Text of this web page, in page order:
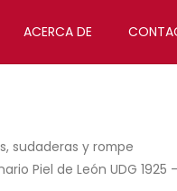
ACERCA DE
sudaderas y rompe
Piel de León UDG 1925